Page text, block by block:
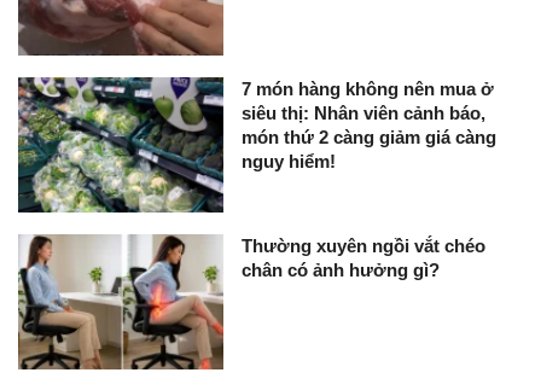
7 món hàng không nên mua ở
siêu thị: Nhân viên cảnh báo,
món thứ 2 càng giảm giá càng
nguy hiểm!
Thường xuyên ngồi vắt chéo
chân có ảnh hưởng gì?